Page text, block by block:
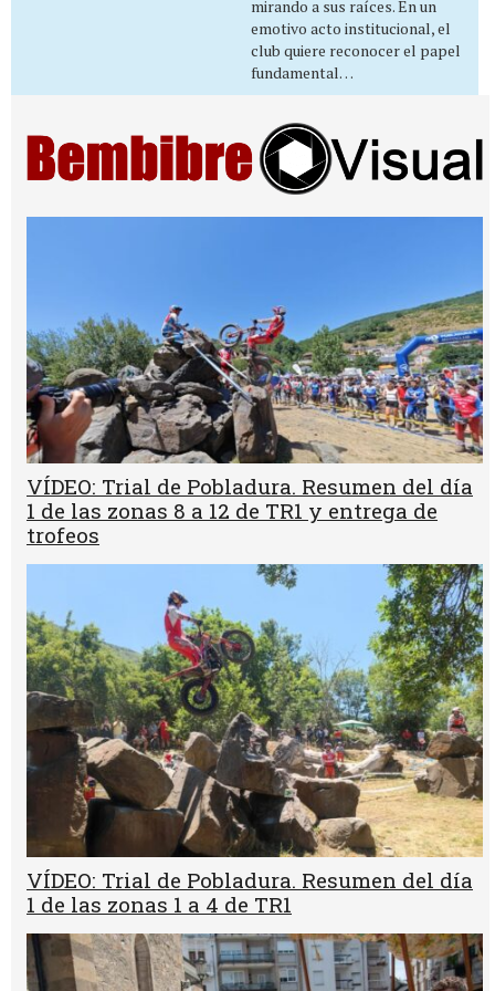
mirando a sus raíces. En un
emotivo acto institucional, el
club quiere reconocer el papel
fundamental…
VÍDEO: Trial de Pobladura. Resumen del día
1 de las zonas 8 a 12 de TR1 y entrega de
trofeos
VÍDEO: Trial de Pobladura. Resumen del día
1 de las zonas 1 a 4 de TR1